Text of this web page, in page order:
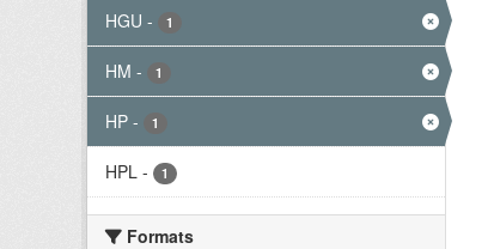
HGU - 1
HM - 1
HP - 1
HPL - 1
Formats